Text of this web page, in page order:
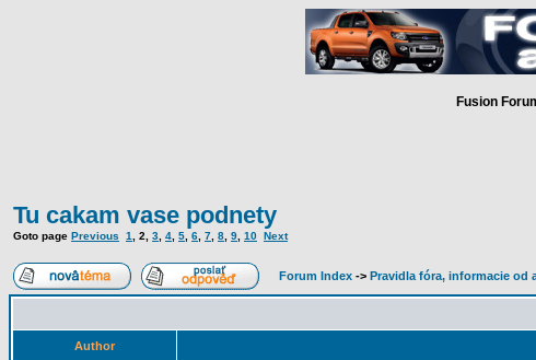
Fusion
Tu cakam vase podnety
Goto page Previous 1 2 3 4 5 6 7 8 9 10 Next
Forum Index -> Pravidla fóra, informacie od
Author